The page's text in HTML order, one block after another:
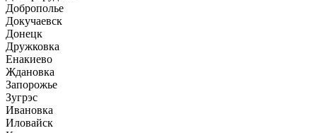
Доброполье
Докучаевск
Донецк
Дружковка
Енакиево
Ждановка
Запорожье
Зугрэс
Ивановка
Иловайск